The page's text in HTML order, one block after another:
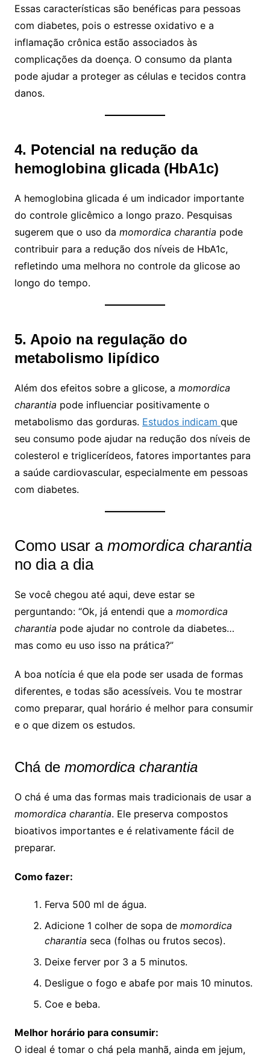
Essas características são benéficas para pessoas
com diabetes, pois o estresse oxidativo e a
inflamação crônica estão associados às
complicações da doença. O consumo da planta
pode ajudar a proteger as células e tecidos contra
danos.
4. Potencial na redução da
hemoglobina glicada (HbA1c)
A hemoglobina glicada é um indicador importante
do controle glicêmico a longo prazo. Pesquisas
sugerem que o uso da momordica charantia pode
contribuir para a redução dos níveis de HbA1c,
refletindo uma melhora no controle da glicose ao
longo do tempo.
5. Apoio na regulação do
metabolismo lipídico
Além dos efeitos sobre a glicose, a momordica
charantia pode influenciar positivamente o
metabolismo das gorduras. Estudos indicam que
seu consumo pode ajudar na redução dos níveis de
colesterol e triglicerídeos, fatores importantes para
a saúde cardiovascular, especialmente em pessoas
com diabetes.
Como usar a momordica charantia
no dia a dia
Se você chegou até aqui, deve estar se
perguntando: “Ok, já entendi que a momordica
charantia pode ajudar no controle da diabetes…
mas como eu uso isso na prática?”
A boa notícia é que ela pode ser usada de formas
diferentes, e todas são acessíveis. Vou te mostrar
como preparar, qual horário é melhor para consumir
e o que dizem os estudos.
Chá de momordica charantia
O chá é uma das formas mais tradicionais de usar a
momordica charantia. Ele preserva compostos
bioativos importantes e é relativamente fácil de
preparar.
Como fazer:
Ferva 500 ml de água.
Adicione 1 colher de sopa de momordica
charantia seca (folhas ou frutos secos).
Deixe ferver por 3 a 5 minutos.
Desligue o fogo e abafe por mais 10 minutos.
Coe e beba.
Melhor horário para consumir:
O ideal é tomar o chá pela manhã, ainda em jejum,